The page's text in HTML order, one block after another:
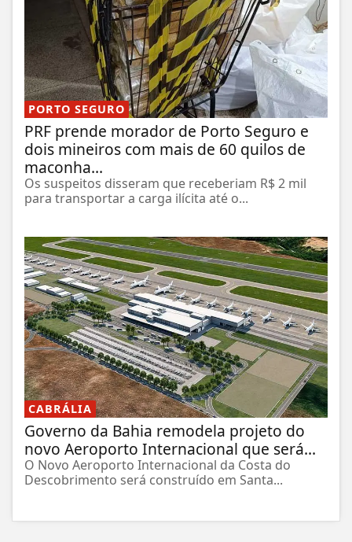
PORTO SEGURO
PRF prende morador de Porto Seguro e
dois mineiros com mais de 60 quilos de
maconha...
Os suspeitos disseram que receberiam R$ 2 mil
para transportar a carga ilícita até o...
CABRÁLIA
Governo da Bahia remodela projeto do
novo Aeroporto Internacional que será...
O Novo Aeroporto Internacional da Costa do
Descobrimento será construído em Santa...